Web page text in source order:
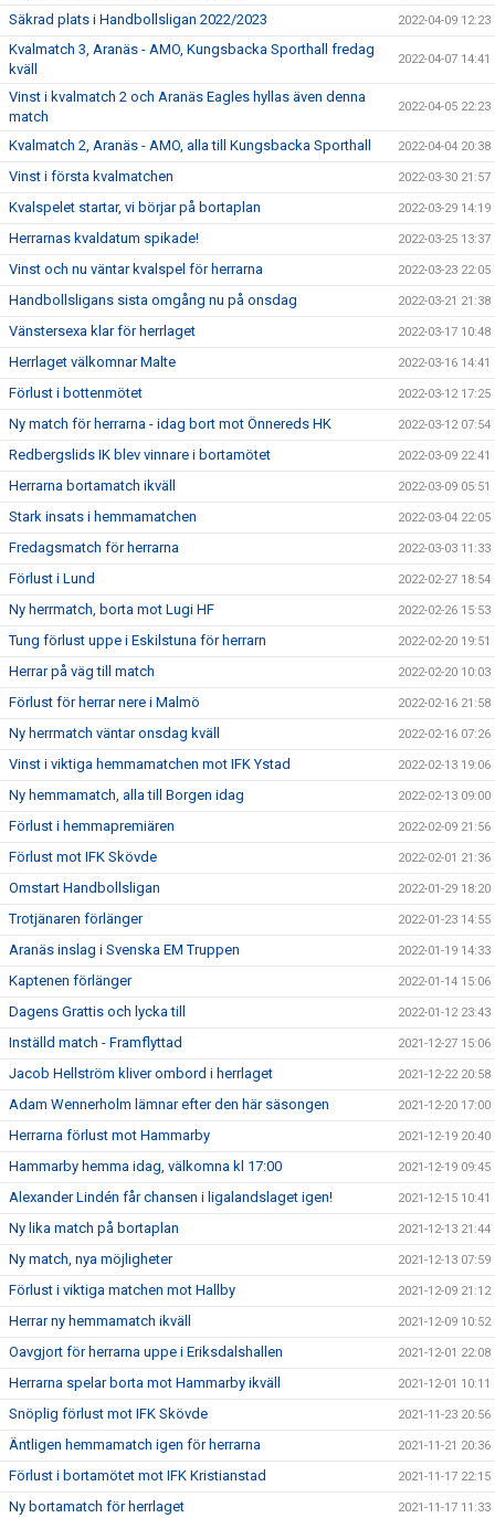
Säkrad plats i Handbollsligan 2022/2023 2022-04-09 12:23
Kvalmatch 3, Aranäs - AMO, Kungsbacka Sporthall fredag
kväll
2022-04-07 14:41
Vinst i kvalmatch 2 och Aranäs Eagles hyllas även denna
match
2022-04-05 22:23
Kvalmatch 2, Aranäs - AMO, alla till Kungsbacka Sporthall 2022-04-04 20:38
Vinst i första kvalmatchen 2022-03-30 21:57
Kvalspelet startar, vi börjar på bortaplan 2022-03-29 14:19
Herrarnas kvaldatum spikade! 2022-03-25 13:37
Vinst och nu väntar kvalspel för herrarna 2022-03-23 22:05
Handbollsligans sista omgång nu på onsdag 2022-03-21 21:38
Vänstersexa klar för herrlaget 2022-03-17 10:48
Herrlaget välkomnar Malte 2022-03-16 14:41
Förlust i bottenmötet 2022-03-12 17:25
Ny match för herrarna - idag bort mot Önnereds HK 2022-03-12 07:54
Redbergslids IK blev vinnare i bortamötet 2022-03-09 22:41
Herrarna bortamatch ikväll 2022-03-09 05:51
Stark insats i hemmamatchen 2022-03-04 22:05
Fredagsmatch för herrarna 2022-03-03 11:33
Förlust i Lund 2022-02-27 18:54
Ny herrmatch, borta mot Lugi HF 2022-02-26 15:53
Tung förlust uppe i Eskilstuna för herrarn 2022-02-20 19:51
Herrar på väg till match 2022-02-20 10:03
Förlust för herrar nere i Malmö 2022-02-16 21:58
Ny herrmatch väntar onsdag kväll 2022-02-16 07:26
Vinst i viktiga hemmamatchen mot IFK Ystad 2022-02-13 19:06
Ny hemmamatch, alla till Borgen idag 2022-02-13 09:00
Förlust i hemmapremiären 2022-02-09 21:56
Förlust mot IFK Skövde 2022-02-01 21:36
Omstart Handbollsligan 2022-01-29 18:20
Trotjänaren förlänger 2022-01-23 14:55
Aranäs inslag i Svenska EM Truppen 2022-01-19 14:33
Kaptenen förlänger 2022-01-14 15:06
Dagens Grattis och lycka till 2022-01-12 23:43
Inställd match - Framflyttad 2021-12-27 15:06
Jacob Hellström kliver ombord i herrlaget 2021-12-22 20:58
Adam Wennerholm lämnar efter den här säsongen 2021-12-20 17:00
Herrarna förlust mot Hammarby 2021-12-19 20:40
Hammarby hemma idag, välkomna kl 17:00 2021-12-19 09:45
Alexander Lindén får chansen i ligalandslaget igen! 2021-12-15 10:41
Ny lika match på bortaplan 2021-12-13 21:44
Ny match, nya möjligheter 2021-12-13 07:59
Förlust i viktiga matchen mot Hallby 2021-12-09 21:12
Herrar ny hemmamatch ikväll 2021-12-09 10:52
Oavgjort för herrarna uppe i Eriksdalshallen 2021-12-01 22:08
Herrarna spelar borta mot Hammarby ikväll 2021-12-01 10:11
Snöplig förlust mot IFK Skövde 2021-11-23 20:56
Äntligen hemmamatch igen för herrarna 2021-11-21 20:36
Förlust i bortamötet mot IFK Kristianstad 2021-11-17 22:15
Ny bortamatch för herrlaget 2021-11-17 11:33